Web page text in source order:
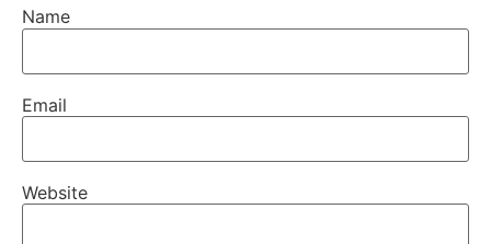
Name
Email
Website